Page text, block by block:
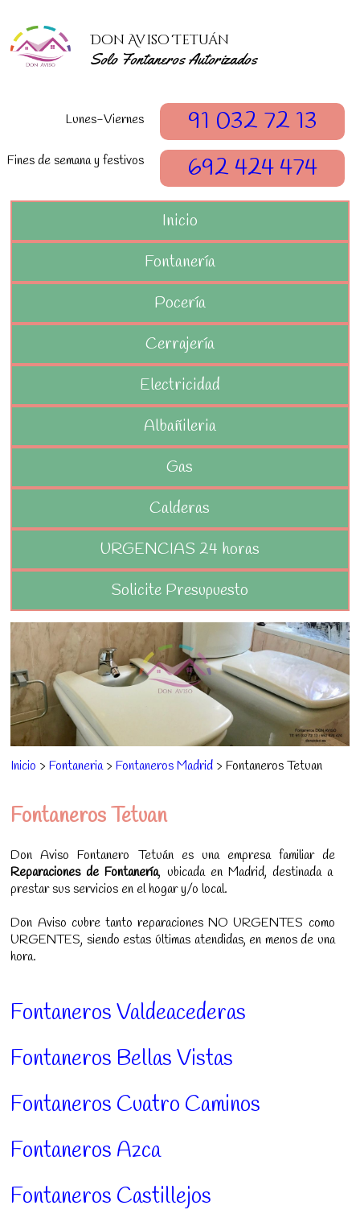
Don Aviso Tetuán
Solo Fontaneros Autorizados
Lunes-Viernes 91 032 72 13
Fines de semana y festivos 692 424 474
Inicio
Fontanería
Pocería
Cerrajería
Electricidad
Albañileria
Gas
Calderas
URGENCIAS 24 horas
Solicite Presupuesto
Inicio >Fontaneria>Fontaneros Madrid > Fontaneros Tetuan
Fontaneros Tetuan
Don Aviso Fontanero Tetuán es una empresa familiar de
Reparaciones de Fontanería, ubicada en Madrid, destinada a
prestar sus servicios en el hogar y/o local.
Don Aviso cubre tanto reparaciones NO URGENTES como
URGENTES, siendo estas últimas atendidas, en menos de una
hora.
Fontaneros Valdeacederas
Fontaneros Bellas Vistas
Fontaneros Cuatro Caminos
Fontaneros Azca
Fontaneros Castillejos